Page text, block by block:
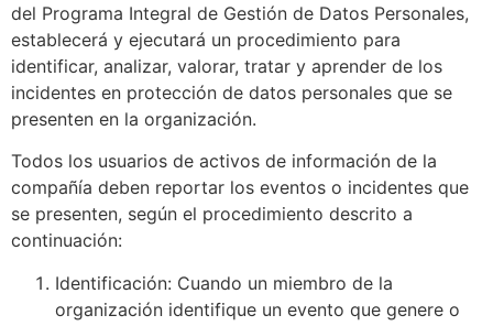
del Programa Integral de Gestión de Datos Personales,
establecerá y ejecutará un procedimiento para
identificar, analizar, valorar, tratar y aprender de los
incidentes en protección de datos personales que se
presenten en la organización.
Todos los usuarios de activos de información de la
compañía deben reportar los eventos o incidentes que
se presenten, según el procedimiento descrito a
continuación:
Identificación: Cuando un miembro de la
organización identifique un evento que genere o